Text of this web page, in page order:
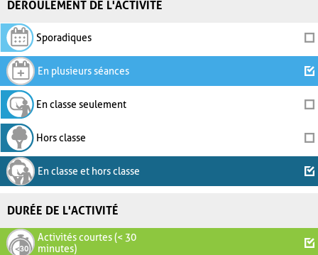
DÉROULEMENT DE L'ACTIVITÉ
Sporadiques
En plusieurs séances
En classe seulement
Hors classe
En classe et hors classe
DURÉE DE L'ACTIVITÉ
Activités courtes (< 30
minutes)